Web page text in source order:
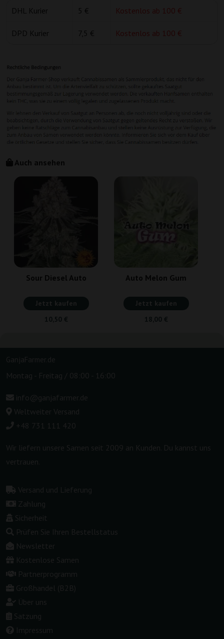
DHL Kurier 5 € Kostenlos ab 100 €
DPD Kurier 7,5 € Kostenlos ab 100 €
Auch ansehen
Sour Diesel Auto
Jetzt kaufen
10,50 €
Auto Melon Gum
Jetzt kaufen
18,00 €
GanjaFarmer.de
Montag - Freitag / 08:00 - 16:00
info@ganjafarmer.de
Weltweiter Versand
+48 731 111 420
Wir liefern unsere Samen seit 2009 an Kunden. Du kannst uns
vertrauen.
Versand und Lieferung
Zahlung
Sicherheit
Prüfen Sie Ihren Bestellstatus
Newsletter
Kostenlose Samen
Partnerprogramm
Großhandel (B2B)
Über uns
Satzung
Impressum